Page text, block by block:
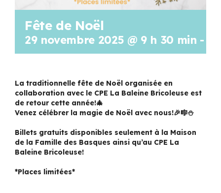
Fête de Noël
29 novembre 2025 @ 9 h 30 min -
La traditionnelle fête de Noël organisée en
collaboration avec le CPE La Baleine Bricoleuse est
de retour cette année!🎄
Venez célébrer la magie de Noël avec nous!🎉🎼⛄️
Billets gratuits disponibles seulement à la Maison
de la Famille des Basques ainsi qu’au CPE La
Baleine Bricoleuse!
*Places limitées*